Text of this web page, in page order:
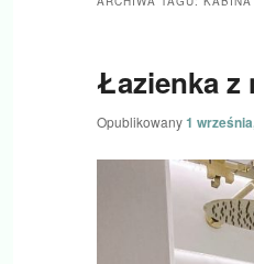
Łazienka
Opublikowany1